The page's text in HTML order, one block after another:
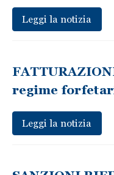
Leggi la notizia
regime
Leggi la notizia